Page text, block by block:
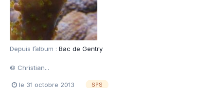
Depuis l’album : Bac de Gentry
© Christian...
le 31 octobre 2013 SPS